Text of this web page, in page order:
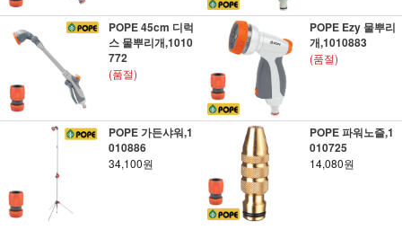
POPE 45cm 디럭
스 물뿌리개,1010
772
(품절)
POPE Ezy 물뿌리
개,1010883
(품절)
POPE 가든샤워,1
010886
34,100원
POPE 파워노즐,1
010725
14,080원